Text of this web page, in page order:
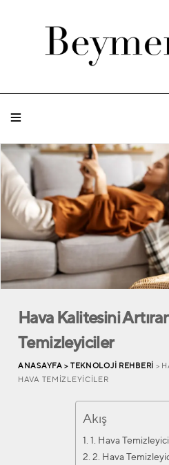
Hava Kalitesini
Temizleyiciler
ANASAYFA > TEKNOLOJI REHBERI >
HAVA TEMIZLEYICILER
Akış
1. Hava
2. Hava